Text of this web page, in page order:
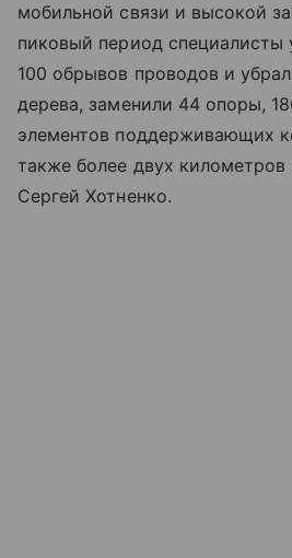
мобильной связи и высокой
пиковый период специалисты
100 обрывов проводов и
дерева, заменили 44 опоры,
элементов поддерживающих
также более двух
Сергей Хотненко.